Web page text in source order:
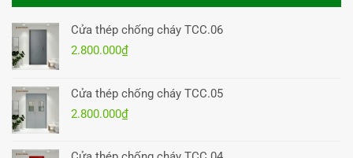
Cửa thép chống cháy TCC.06
2.800.000₫
Cửa thép chống cháy TCC.05
2.800.000₫